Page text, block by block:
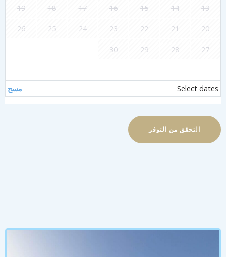
13
14
15
16
17
18
19
20
21
22
23
24
25
26
27
28
29
30
Select dates مسح